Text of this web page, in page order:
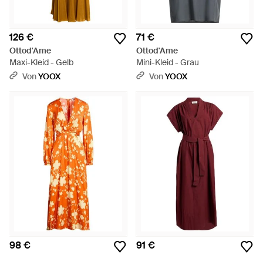
126 €
Ottod'Ame
Maxi-Kleid - Gelb
VonYOOX
71 €
Ottod'Ame
Mini-Kleid - Grau
VonYOOX
98 € 91 €